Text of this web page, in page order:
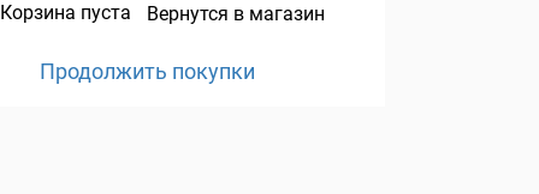
Корзина пуста Вернутся в магазин
Продолжить покупки